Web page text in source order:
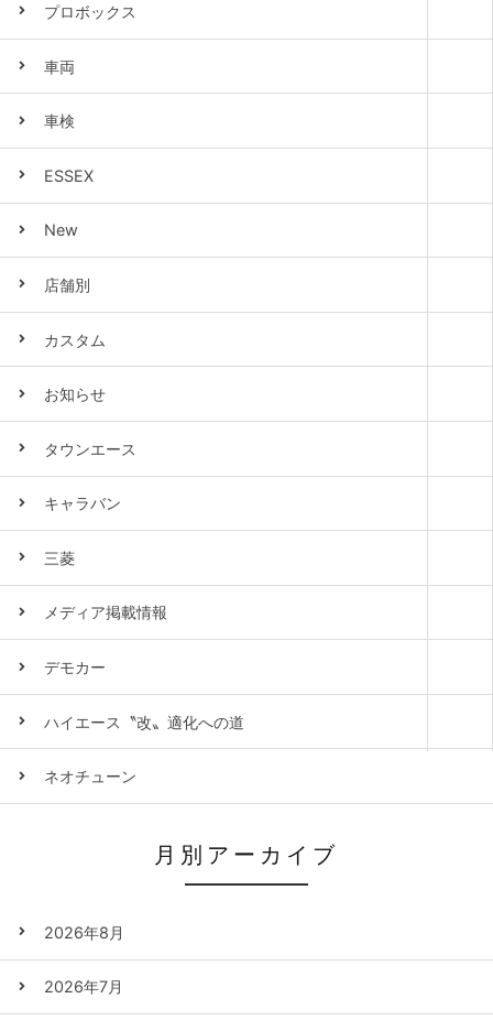
プロボックス
車両
車検
ESSEX
New
店舗別
カスタム
お知らせ
タウンエース
キャラバン
三菱
メディア掲載情報
デモカー
ハイエース〝改〟適化への道
ネオチューン
月別アーカイブ
2026年8月
2026年7月